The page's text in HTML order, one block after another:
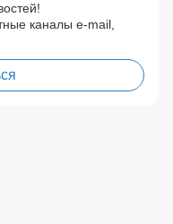
каналы e-mail,